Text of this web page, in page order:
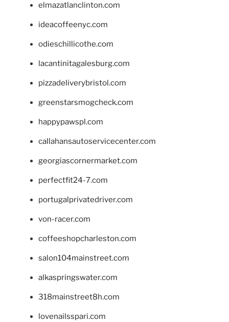
elmazatlanclinton.com
ideacoffeenyc.com
odieschillicothe.com
lacantinitagalesburg.com
pizzadeliverybristol.com
greenstarsmogcheck.com
happypawspl.com
callahansautoservicecenter.com
georgiascornermarket.com
perfectfit24-7.com
portugalprivatedriver.com
von-racer.com
coffeeshopcharleston.com
salon104mainstreet.com
alkaspringswater.com
318mainstreet8h.com
lovenailsspari.com